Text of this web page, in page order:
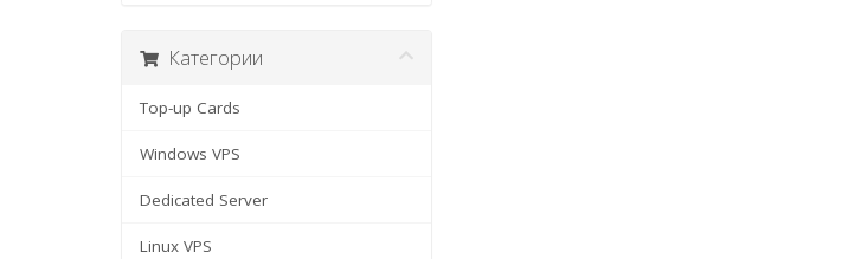
Категории
Top-up Cards
Windows VPS
Dedicated Server
Linux VPS